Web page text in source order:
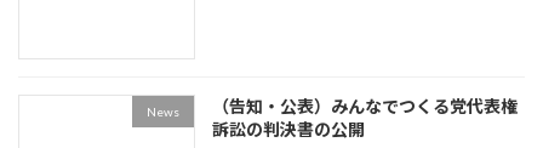
News
（告知・公表）みんなでつくる党代表権
訴訟の判決書の公開